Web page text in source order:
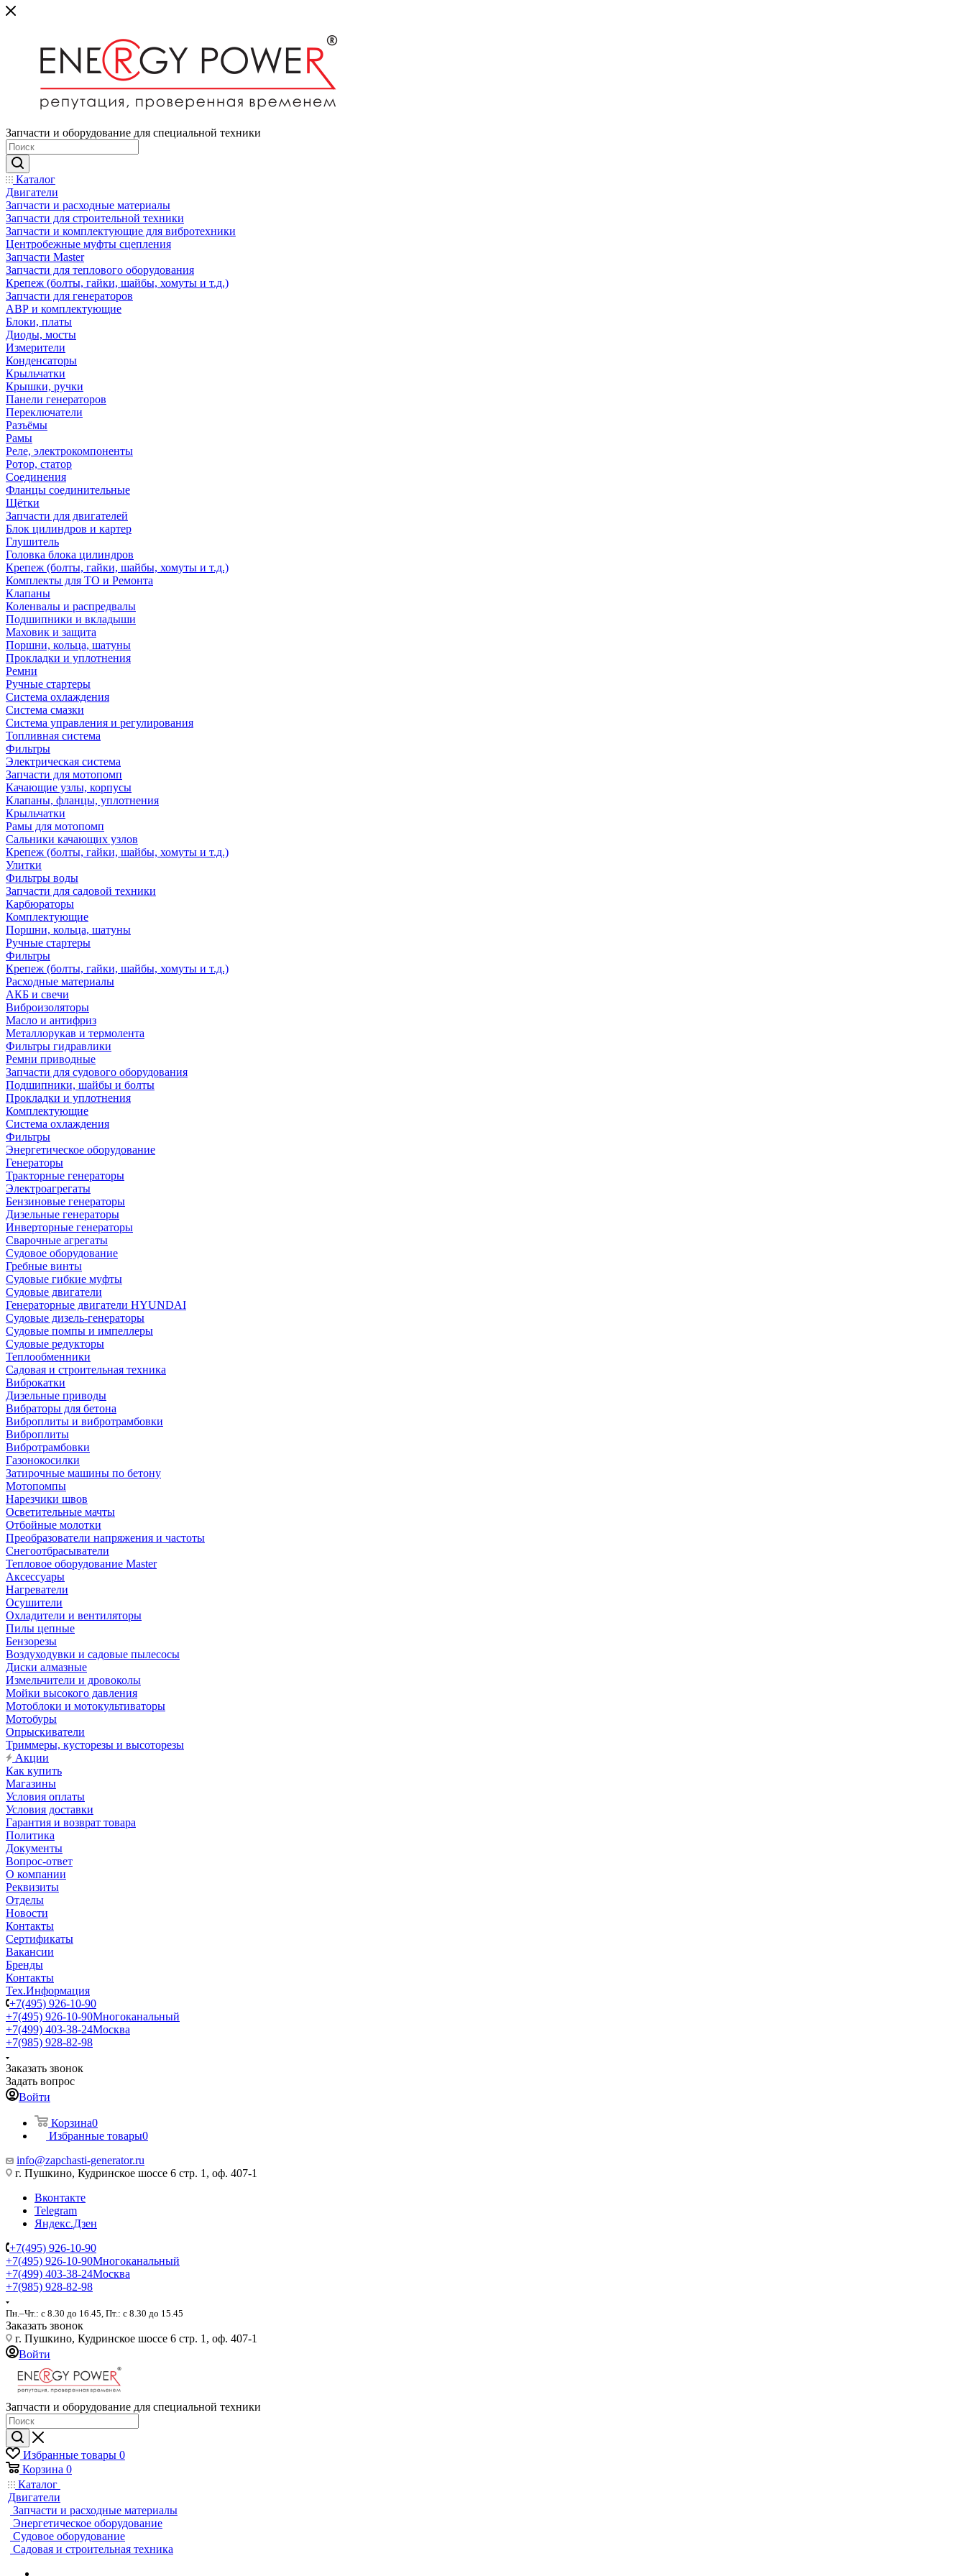
Запчасти и оборудование для специальной техники
Каталог
Двигатели
Запчасти и расходные материалы
Запчасти для строительной техники
Запчасти и комплектующие для вибротехники
Центробежные муфты сцепления
Запчасти Master
Запчасти для теплового оборудования
Крепеж (болты, гайки, шайбы, хомуты и т.д.)
Запчасти для генераторов
АВР и комплектующие
Блоки, платы
Диоды, мосты
Измерители
Конденсаторы
Крыльчатки
Крышки, ручки
Панели генераторов
Переключатели
Разъёмы
Рамы
Реле, электрокомпоненты
Ротор, статор
Соединения
Фланцы соединительные
Щётки
Запчасти для двигателей
Блок цилиндров и картер
Глушитель
Головка блока цилиндров
Крепеж (болты, гайки, шайбы, хомуты и т.д.)
Комплекты для ТО и Ремонта
Клапаны
Коленвалы и распредвалы
Подшипники и вкладыши
Маховик и защита
Поршни, кольца, шатуны
Прокладки и уплотнения
Ремни
Ручные стартеры
Система охлаждения
Система смазки
Система управления и регулирования
Топливная система
Фильтры
Электрическая система
Запчасти для мотопомп
Качающие узлы, корпусы
Клапаны, фланцы, уплотнения
Крыльчатки
Рамы для мотопомп
Сальники качающих узлов
Крепеж (болты, гайки, шайбы, хомуты и т.д.)
Улитки
Фильтры воды
Запчасти для садовой техники
Карбюраторы
Комплектующие
Поршни, кольца, шатуны
Ручные стартеры
Фильтры
Крепеж (болты, гайки, шайбы, хомуты и т.д.)
Расходные материалы
АКБ и свечи
Виброизоляторы
Масло и антифриз
Металлорукав и термолента
Фильтры гидравлики
Ремни приводные
Запчасти для судового оборудования
Подшипники, шайбы и болты
Прокладки и уплотнения
Комплектующие
Система охлаждения
Фильтры
Энергетическое оборудование
Генераторы
Тракторные генераторы
Электроагрегаты
Бензиновые генераторы
Дизельные генераторы
Инверторные генераторы
Сварочные агрегаты
Судовое оборудование
Гребные винты
Судовые гибкие муфты
Судовые двигатели
Генераторные двигатели HYUNDAI
Судовые дизель-генераторы
Судовые помпы и импеллеры
Судовые редукторы
Теплообменники
Садовая и строительная техника
Виброкатки
Дизельные приводы
Вибраторы для бетона
Виброплиты и вибротрамбовки
Виброплиты
Вибротрамбовки
Газонокосилки
Затирочные машины по бетону
Мотопомпы
Нарезчики швов
Осветительные мачты
Отбойные молотки
Преобразователи напряжения и частоты
Снегоотбрасыватели
Тепловое оборудование Master
Аксессуары
Нагреватели
Осушители
Охладители и вентиляторы
Пилы цепные
Бензорезы
Воздуходувки и садовые пылесосы
Диски алмазные
Измельчители и дровоколы
Мойки высокого давления
Мотоблоки и мотокультиваторы
Мотобуры
Опрыскиватели
Триммеры, кусторезы и высоторезы
Акции
Как купить
Магазины
Условия оплаты
Условия доставки
Гарантия и возврат товара
Политика
Документы
Вопрос-ответ
О компании
Реквизиты
Отделы
Новости
Контакты
Сертификаты
Вакансии
Бренды
Контакты
Тех.Информация
+7(495) 926-10-90
+7(495) 926-10-90Многоканальный
+7(499) 403-38-24Москва
+7(985) 928-82-98
Заказать звонок
Задать вопрос
Войти
Корзина0
Избранные товары0
info@zapchasti-generator.ru
г. Пушкино, Кудринское шоссе 6 стр. 1, оф. 407-1
Вконтакте
Telegram
Яндекс.Дзен
+7(495) 926-10-90
+7(495) 926-10-90Многоканальный
+7(499) 403-38-24Москва
+7(985) 928-82-98
Пн.–Чт.: с 8.30 до 16.45, Пт.: с 8.30 до 15.45
Заказать звонок
г. Пушкино, Кудринское шоссе 6 стр. 1, оф. 407-1
Войти
Запчасти и оборудование для специальной техники
Избранные товары 0
Корзина 0
Каталог
Двигатели
Запчасти и расходные материалы
Энергетическое оборудование
Судовое оборудование
Садовая и строительная техника